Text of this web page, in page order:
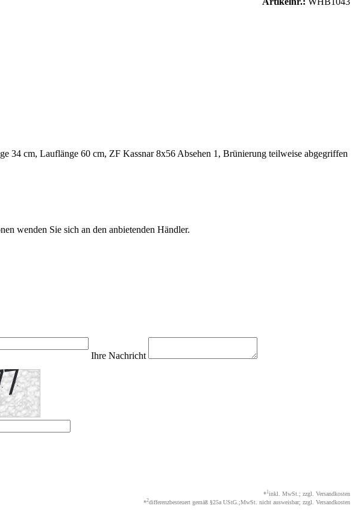
34 cm, Lauflänge 60 cm, ZF Kassnar 8x56 Absehen 1, Brünierung teilweise abgegriffen
wenden Sie sich an den anbietenden Händler.
Ihre Nachricht
*1inkl. MwSt.; zzgl. Versandkosten
*2differenzbesteuert gemäß §25a UStG.;MwSt. nicht ausweisbar; zzgl. Versandkosten